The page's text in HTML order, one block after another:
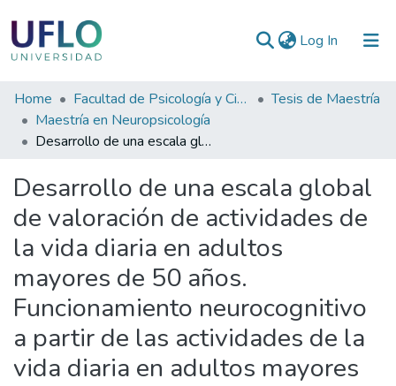
Log In (current)
Communities
&
Collections
All of RIUFLO
Statistics
Home Facultad de Psicología y Ciencias Sociales
Tesis de Maestría
Maestría en Neuropsicología
Desarrollo de una escala global de valoración de actividades de la vida diaria en adultos mayores de 50 años. Funcionamiento neurocognitivo a partir de las actividades de la vida diaria en adultos mayores
Desarrollo de una escala global
de valoración de actividades de
la vida diaria en adultos
mayores de 50 años.
Funcionamiento neurocognitivo
a partir de las actividades de la
vida diaria en adultos mayores